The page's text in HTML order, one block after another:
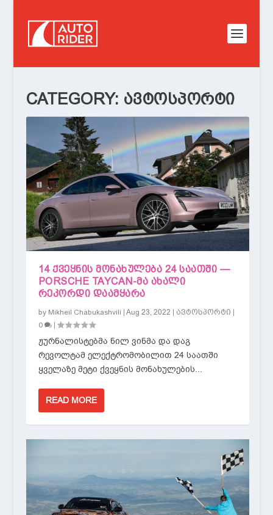
CATEGORY: ᲐᲕᲢᲝᲡᲞᲝᲠᲢᲘ
14 ᲥᲕᲔᲧᲜᲘᲡ ᲛᲝᲜᲐᲮᲣᲚᲔᲑᲐ 24 ᲡᲐᲐᲗᲨᲘ —
PORSCHE TAYCAN-ᲛᲐ ᲐᲮᲐᲚᲘ
ᲠᲔᲙᲝᲠᲓᲘ ᲓᲐᲐᲛᲧᲐᲠᲐ
by Mikheil Chabukashvili |Aug 23, 2022 | ავტოსპორტი |
0 |
ჟურნალისტებმა ნილ ვინმა და დაგ
რევოლტამ ელექტრომობილით 24 საათში
ყველაზე მეტი ქვეყნის მონახულების...
READ MORE